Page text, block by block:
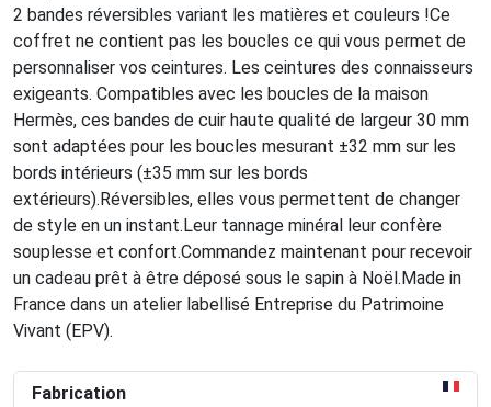
2 bandes réversibles variant les matières et couleurs !Ce
coffret ne contient pas les boucles ce qui vous permet de
personnaliser vos ceintures. Les ceintures des connaisseurs
exigeants. Compatibles avec les boucles de la maison
Hermès, ces bandes de cuir haute qualité de largeur 30 mm
sont adaptées pour les boucles mesurant ±32 mm sur les
bords intérieurs (±35 mm sur les bords
extérieurs).Réversibles, elles vous permettent de changer
de style en un instant.Leur tannage minéral leur confère
souplesse et confort.Commandez maintenant pour recevoir
un cadeau prêt à être déposé sous le sapin à Noël.Made in
France dans un atelier labellisé Entreprise du Patrimoine
Vivant (EPV).
Fabrication